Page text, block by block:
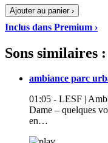
Ajouter au panier ›
Inclus dans Premium ›
Sons similaires :
ambiance parc
01:05 - LESF |
Dame – quelques
en…